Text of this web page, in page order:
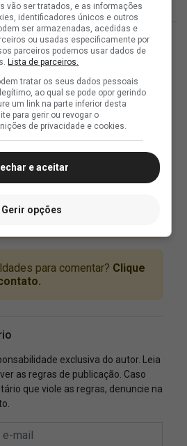
vão ser tratados, e as informações
identificadores únicos e outros
ser armazenadas, acedidas e
ou usadas especificamente por
parceiros podemos usar dados de
Lista de parceiros.
tratar os seus dados pessoais
ao qual se pode opor gerindo
um link na parte inferior desta
para gerir ou revogar o
de privacidade e cookies.
e aceitar
Gerir opções